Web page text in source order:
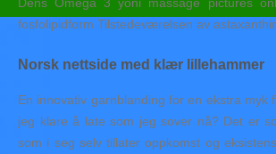
fosfolipidform Tilstedeværelsen av
Norsk nettside med klær lillehammer
En innovativ garnblanding for en ekstra myk
jeg klare å late som jeg sover nå? Det er
som i seg selv tillater oppkomst og